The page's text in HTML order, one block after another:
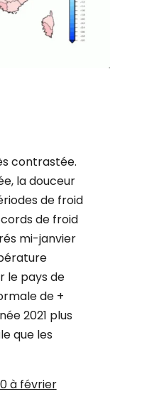
contrastée.
la douceur
de froid
de froid
mi-janvier
le pays de
de +
2021 plus
que les
à février